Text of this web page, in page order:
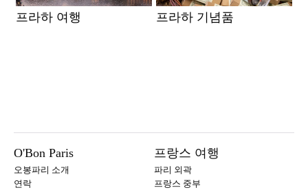
프라하 여행 프라하 기념품
O'Bon Paris
오봉파리 소개
연락
프랑스 여행
파리 외곽
프랑스 중부